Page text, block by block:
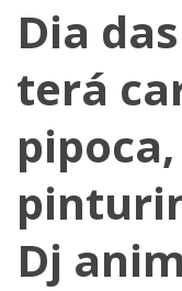
Dia
terá
Dj